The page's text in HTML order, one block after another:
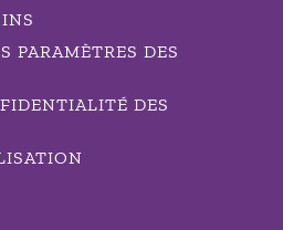
PARAMÈTRES DES
DES